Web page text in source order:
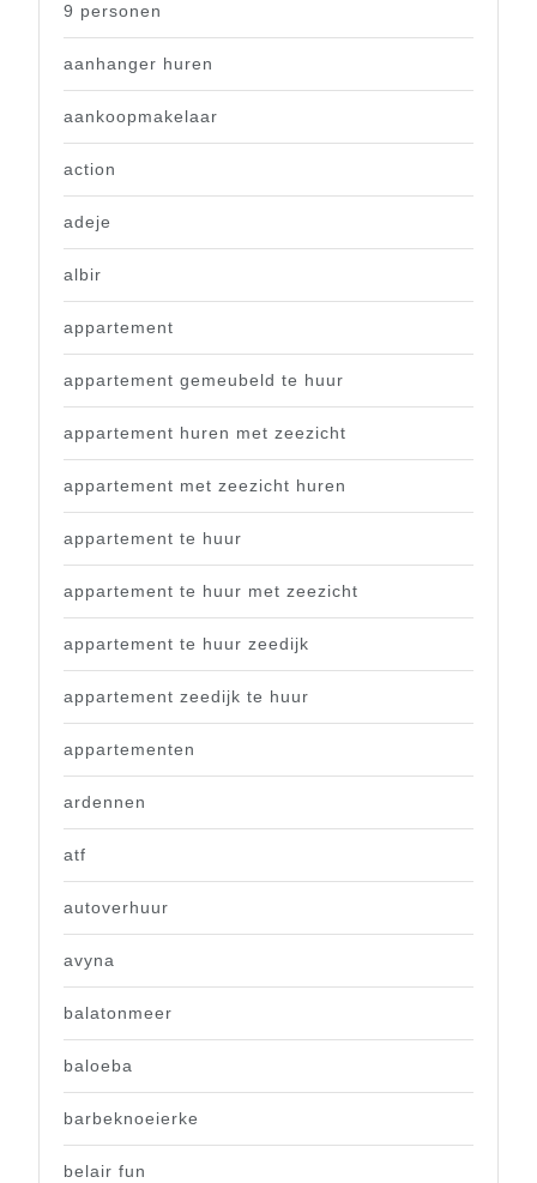
9 personen
aanhanger huren
aankoopmakelaar
action
adeje
albir
appartement
appartement gemeubeld te huur
appartement huren met zeezicht
appartement met zeezicht huren
appartement te huur
appartement te huur met zeezicht
appartement te huur zeedijk
appartement zeedijk te huur
appartementen
ardennen
atf
autoverhuur
avyna
balatonmeer
baloeba
barbeknoeierke
belair fun